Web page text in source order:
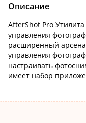
Описание
AfterShot Pro
управления
расширенный
управления
настраивать
имеет набор